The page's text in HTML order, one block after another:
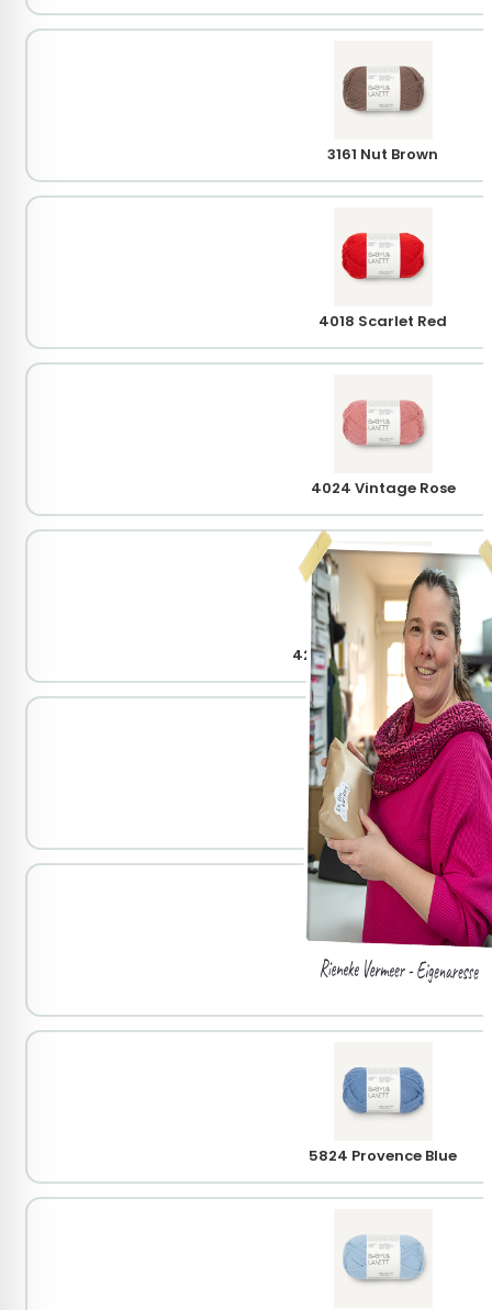
3161 Nut Brown
4018 Scarlet Red
4024 Vintage Rose
4244 Dark Vintage Pink
4372 Deep Burgundy
5575 Marine
5824 Provence Blue